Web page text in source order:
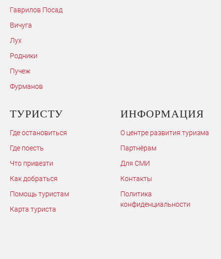
Гаврилов Посад
Вичуга
Лух
Родники
Пучеж
Фурманов
ТУРИСТУ
Где остановиться
Где поесть
Что привезти
Как добраться
Помощь туристам
Карта туриста
ИНФОРМАЦИЯ
О центре развития туризма
Партнёрам
Для СМИ
Контакты
Политика
конфиденциальности